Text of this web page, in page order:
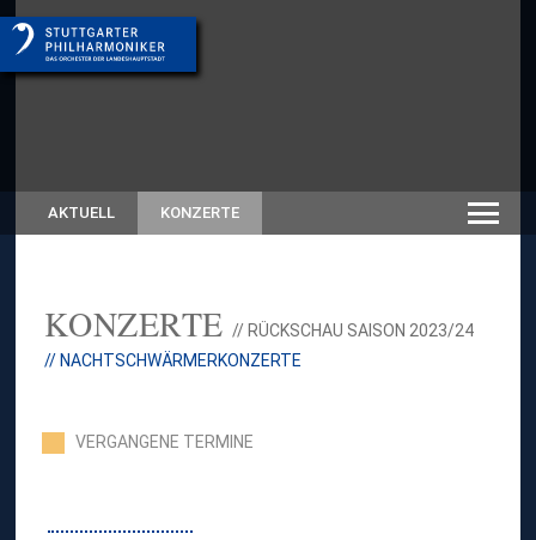
AKTUELL KONZERTE
KONZERTE// RÜCKSCHAU SAISON 2023/24
// NACHTSCHWÄRMERKONZERTE
VERGANGENE TERMINE